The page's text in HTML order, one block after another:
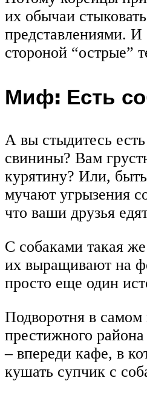
их обычаи
представлениями. И
стороной “острые”
Миф: Есть
А вы стыдитесь
свинины? Вам
курятину? Или,
мучают угрызения
что ваши друзья
С собаками такая
их выращивают на
просто еще один
Подворотня в самом
престижного
– впереди кафе, в
кушать супчик с